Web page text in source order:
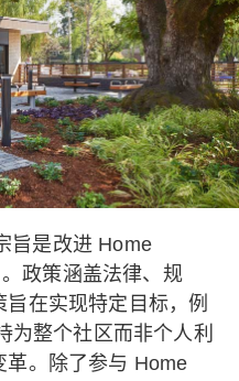
旨是改进 Home
政策涵盖法律、规
在实现特定目标，例
为整个社区而非个人利
革。除了参与 Home